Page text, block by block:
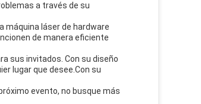
a través de su
máquina láser de hardware
de manera eficiente
sus invitados. Con su diseño
lugar que desee.Con su
evento, no busque más